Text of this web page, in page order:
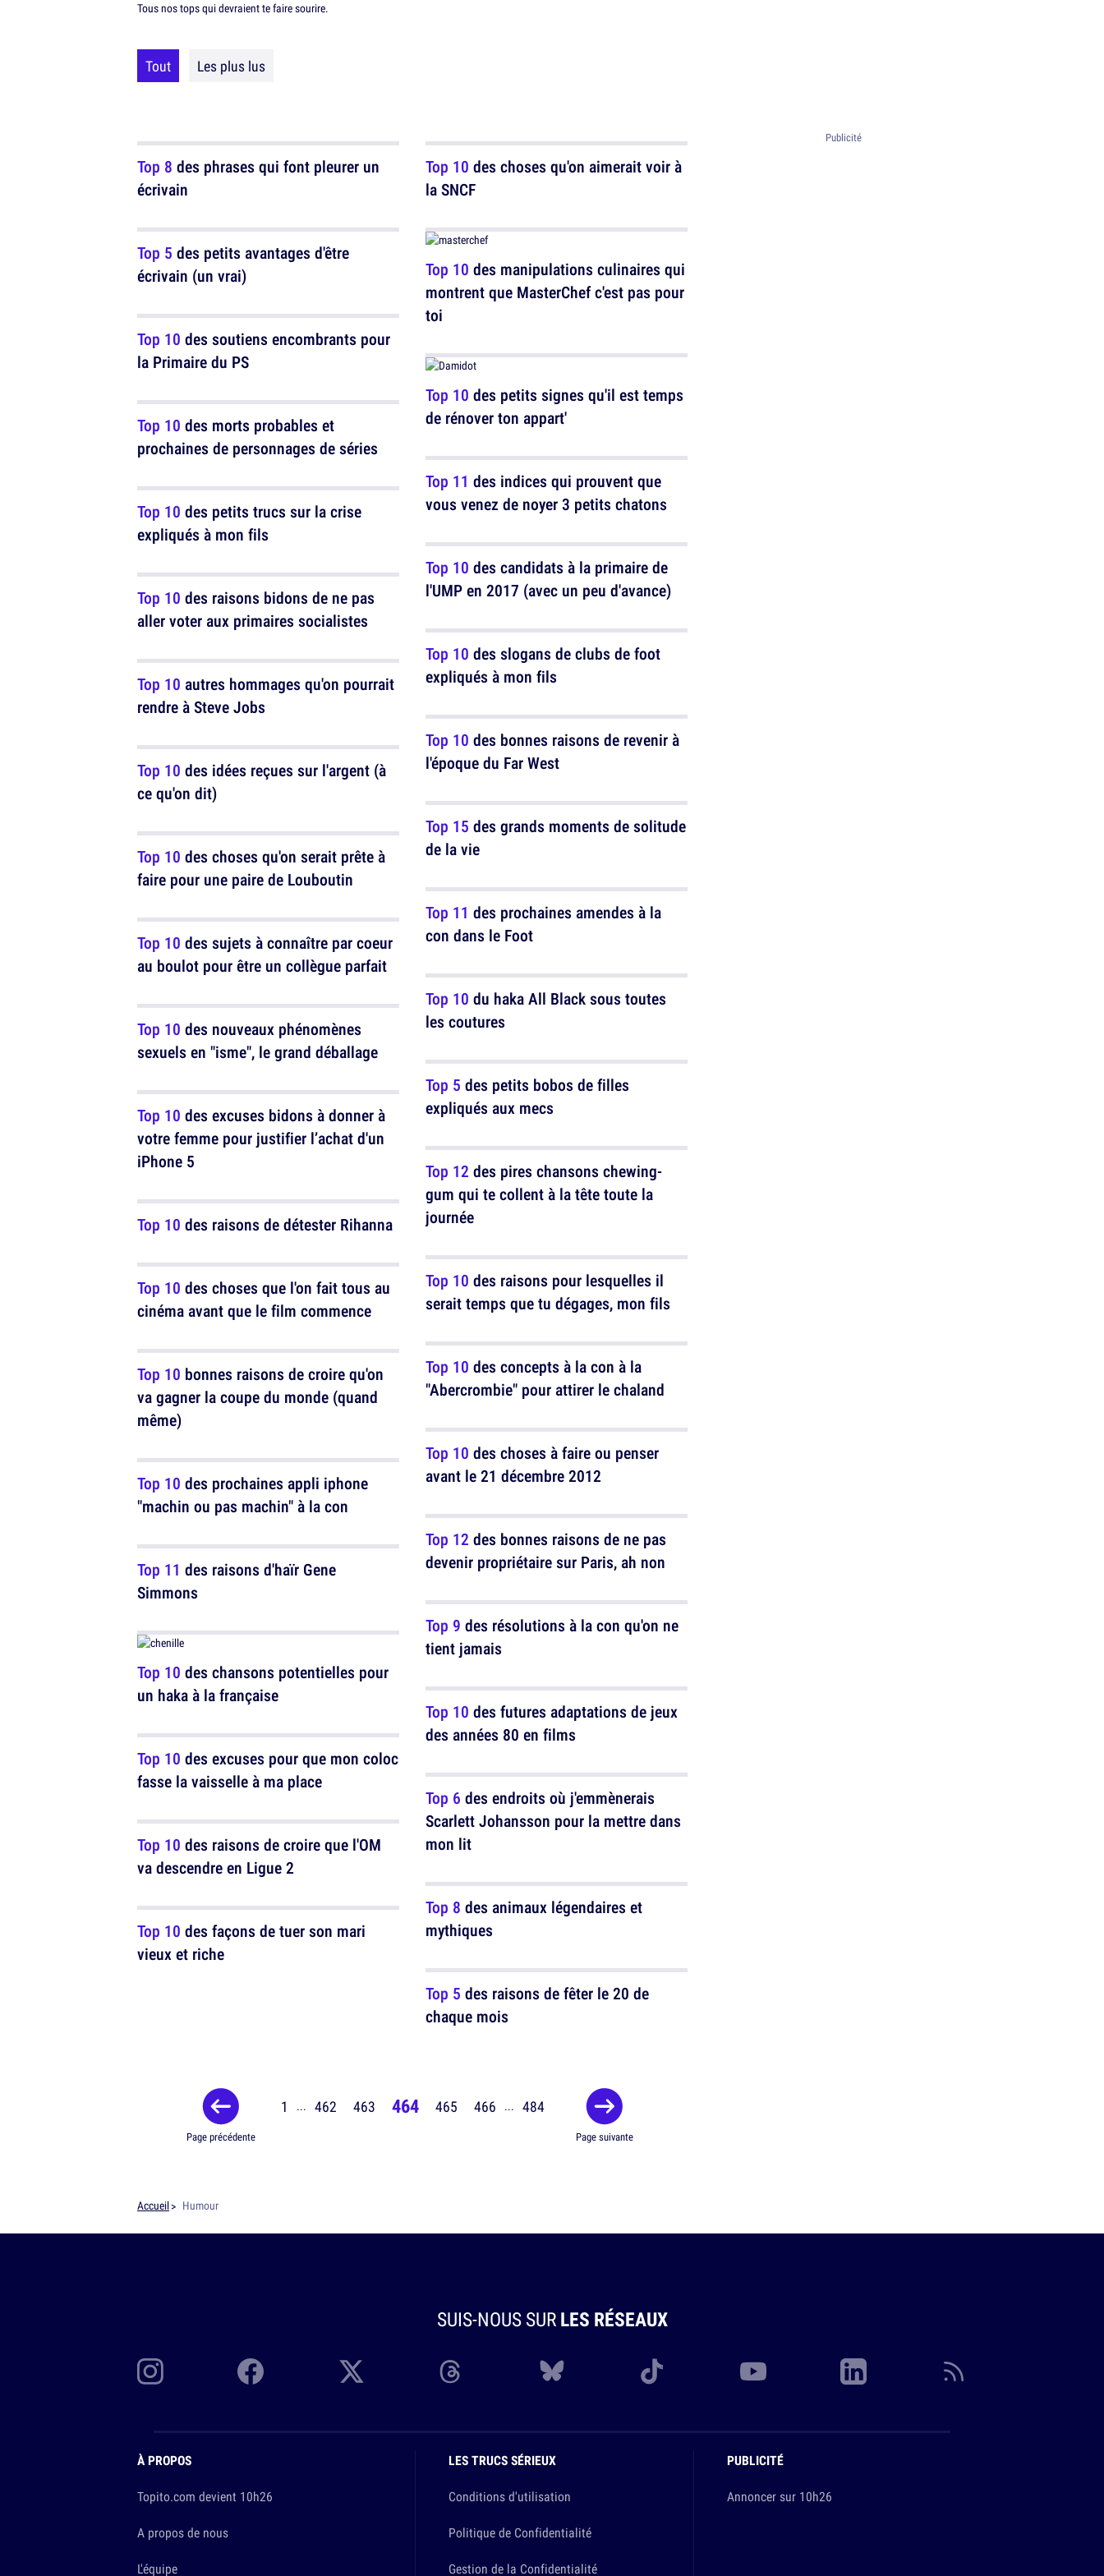
Tous nos tops qui devraient te faire sourire.
Tout Les plus lus
Top 8 des phrases qui font pleurer un
écrivain
Top 5 des petits avantages d'être
écrivain (un vrai)
Top 10 des soutiens encombrants pour
la Primaire du PS
Top 10 des morts probables et
prochaines de personnages de séries
Top 10 des petits trucs sur la crise
expliqués à mon fils
Top 10 des raisons bidons de ne pas
aller voter aux primaires socialistes
Top 10 autres hommages qu'on pourrait
rendre à Steve Jobs
Top 10 des idées reçues sur l'argent (à
ce qu'on dit)
Top 10 des choses qu'on serait prête à
faire pour une paire de Louboutin
Top 10 des sujets à connaître par coeur
au boulot pour être un collègue parfait
Top 10 des nouveaux phénomènes
sexuels en "isme", le grand déballage
Top 10 des excuses bidons à donner à
votre femme pour justifier l’achat d'un
iPhone 5
Top 10 des raisons de détester Rihanna
Top 10 des choses que l'on fait tous au
cinéma avant que le film commence
Top 10 bonnes raisons de croire qu'on
va gagner la coupe du monde (quand
même)
Top 10 des prochaines appli iphone
"machin ou pas machin" à la con
Top 11 des raisons d'haïr Gene
Simmons
Top 10 des chansons potentielles pour
un haka à la française
Top 10 des excuses pour que mon coloc
fasse la vaisselle à ma place
Top 10 des raisons de croire que l'OM
va descendre en Ligue 2
Top 10 des façons de tuer son mari
vieux et riche
Top 10 des choses qu'on aimerait voir à
la SNCF
Top 10 des manipulations culinaires qui
montrent que MasterChef c'est pas pour
toi
Top 10 des petits signes qu'il est temps
de rénover ton appart'
Top 11 des indices qui prouvent que
vous venez de noyer 3 petits chatons
Top 10 des candidats à la primaire de
l'UMP en 2017 (avec un peu d'avance)
Top 10 des slogans de clubs de foot
expliqués à mon fils
Top 10 des bonnes raisons de revenir à
l'époque du Far West
Top 15 des grands moments de solitude
de la vie
Top 11 des prochaines amendes à la
con dans le Foot
Top 10 du haka All Black sous toutes
les coutures
Top 5 des petits bobos de filles
expliqués aux mecs
Top 12 des pires chansons chewing-
gum qui te collent à la tête toute la
journée
Top 10 des raisons pour lesquelles il
serait temps que tu dégages, mon fils
Top 10 des concepts à la con à la
"Abercrombie" pour attirer le chaland
Top 10 des choses à faire ou penser
avant le 21 décembre 2012
Top 12 des bonnes raisons de ne pas
devenir propriétaire sur Paris, ah non
Top 9 des résolutions à la con qu'on ne
tient jamais
Top 10 des futures adaptations de jeux
des années 80 en films
Top 6 des endroits où j'emmènerais
Scarlett Johansson pour la mettre dans
mon lit
Top 8 des animaux légendaires et
mythiques
Top 5 des raisons de fêter le 20 de
chaque mois
Page précédente
1 ... 462 463 464 465 466 ... 484
Page suivante
Accueil Humour
SUIS-NOUS SURLES RÉSEAUX
À PROPOS
Topito.com devient 10h26
A propos de nous
L'équipe
LES TRUCS SÉRIEUX
Conditions d'utilisation
Politique de Confidentialité
Gestion de la Confidentialité
PUBLICITÉ
Annoncer sur 10h26